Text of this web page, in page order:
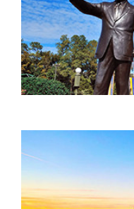
Ahorra entre